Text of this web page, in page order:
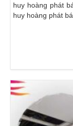
huy hoàng phát
huy hoàng phát